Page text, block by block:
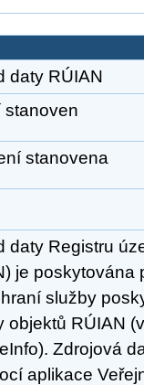
daty RÚIAN
stanoven
stanovena
daty Registru
je poskytována
služby
objektů RÚIAN
Zdrojová
aplikace